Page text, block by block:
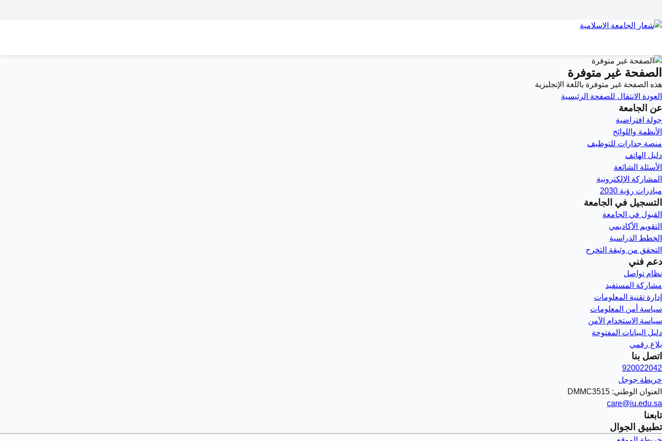
الصفحة غير متوفرة
هذه الصفحة غير متوفرة باللغة الإنجليزية
العودة الانتقال للصفحة الرئيسية
عن الجامعة
جولة افتراضية
الأنظمة واللوائح
منصة جدارات للتوظيف
دليل الهاتف
الأسئلة الشائعة
المشاركة الإلكترونية
مبادرات رؤية 2030
التسجيل في الجامعة
القبول في الجامعة
التقويم الأكاديمي
الخطط الدراسية
التحقق من وثيقة التخرج
دعم فني
نظام تواصل
مشاركة المستفيد
إدارة تقنية المعلومات
سياسة أمن المعلومات
سياسة الاستخدام الآمن
دليل البيانات المفتوحة
بلاغ رقمي
اتصل بنا
920022042
خريطة جوجل
العنوان الوطني: DMMC3515
care@iu.edu.sa
تابعنا
تطبيق الجوال